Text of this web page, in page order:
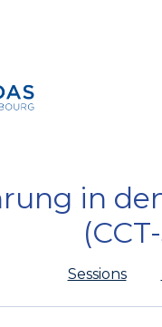
in
Sessions